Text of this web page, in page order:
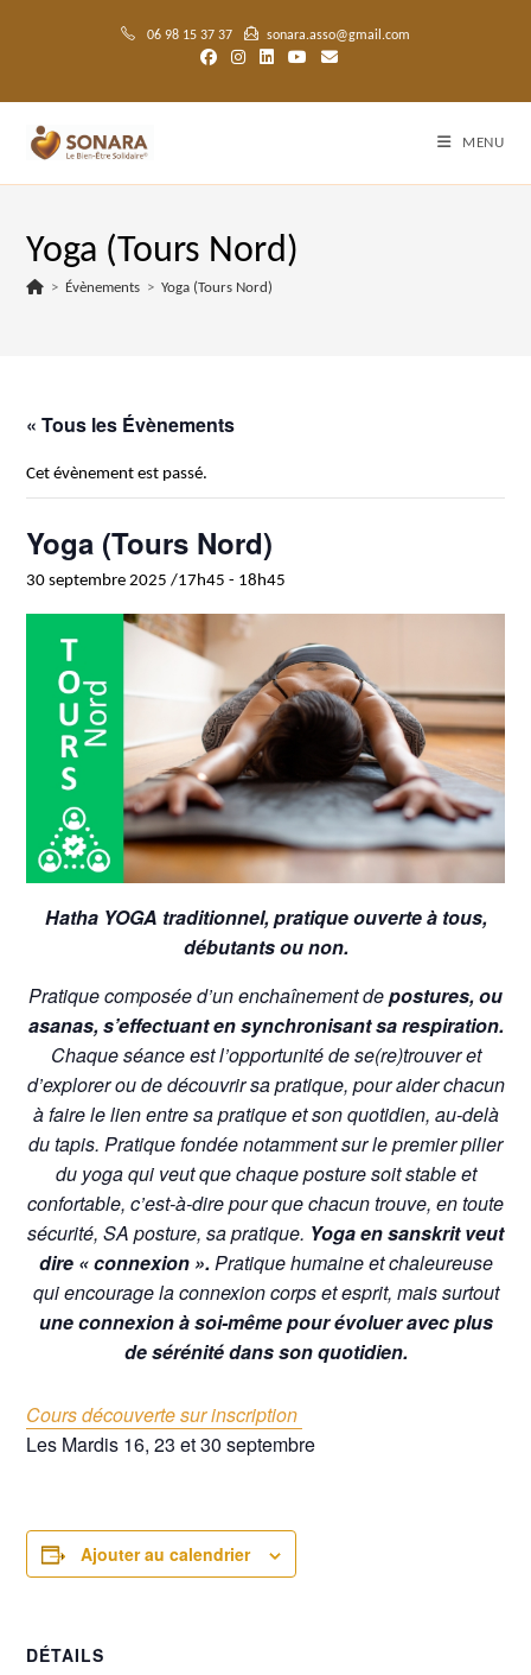
06 98 15 37 37 sonara.asso@gmail.com
MENU
Yoga (Tours Nord)
> Évènements > Yoga (Tours Nord)
« Tous les Évènements
Cet évènement est passé.
Yoga (Tours Nord)
30 septembre 2025 /17h45 - 18h45
Hatha YOGA traditionnel, pratique ouverte à tous,
débutants ou non.
Pratique composée d’un enchaînement depostures, ou
asanas, s’effectuant en synchronisant sa respiration.
Chaque séance est l’opportunité de se(re)trouver et
d’explorer ou de découvrir sa pratique, pour aider chacun
à faire le lien entre sa pratique et son quotidien, au-delà
du tapis. Pratique fondée notamment sur le premier pilier
du yoga qui veut que chaque posture soit stable et
confortable, c’est-à-dire pour que chacun trouve, en toute
sécurité, SA posture, sa pratique. Yoga en sanskrit veut
dire « connexion ».Pratique humaine et chaleureuse
qui encourage la connexion corps et esprit, mais surtout
une connexion à soi-même pour évoluer avec plus
de sérénité dans son quotidien.
Cours découverte sur inscription
Les Mardis 16, 23 et 30 septembre
Ajouter au calendrier
DÉTAILS